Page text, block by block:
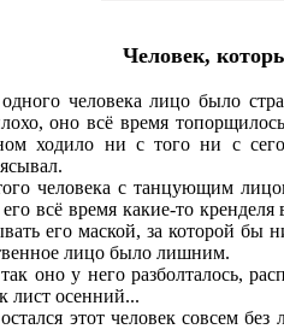
Человек,
человека лицо было
оно всё время
ходило ни с того ни с
человека с танцующим
всё время какие-то
его маской, за которой бы
лицо было лишним.
оно у него разболталось,
лист осенний...
этот человек совсем